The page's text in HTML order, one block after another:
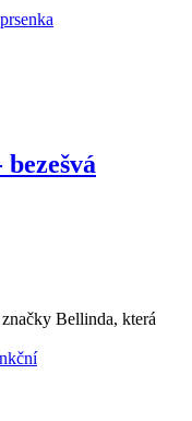
Bellinda, která